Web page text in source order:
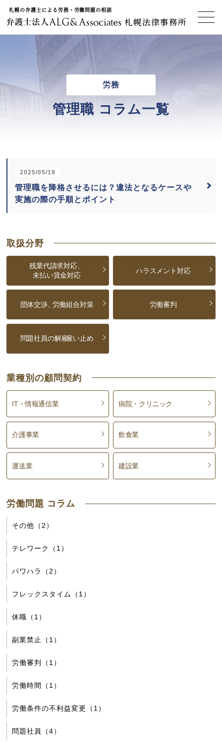
札幌の弁護士による労務・労働問題の相談
札幌法律事務所
労務
管理職 コラム一覧
2025/05/19
管理職を降格させるには？違法となるケースや
実施の際の手順とポイント
取扱分野
残業代請求対応、
未払い賃金対応
ハラスメント対応
団体交渉、労働組合対策 労働審判
問題社員の解雇雇い止め
業種別の顧問契約
IT・情報通信業 病院・クリニック
介護事業 飲食業
運送業 建設業
労働問題 コラム
その他（2）
テレワーク（1）
パワハラ（2）
フレックスタイム（1）
休職（1）
副業禁止（1）
労働審判（1）
労働時間（1）
労働条件の不利益変更（1）
問題社員（4）